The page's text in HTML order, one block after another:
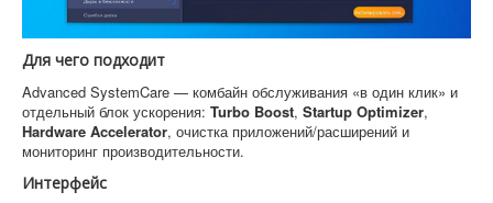
Для чего подходит
Advanced SystemCare — комбайн обслуживания «в один клик» и
отдельный блок ускорения: Turbo Boost, Startup Optimizer,
Hardware Accelerator, очистка приложений/расширений и
мониторинг производительности.
Интерфейс